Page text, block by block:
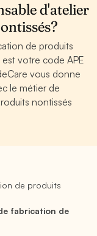
d'atelier
de produits
votre code APE
vous donne
le métier de
nontissés
de produits
fabrication de